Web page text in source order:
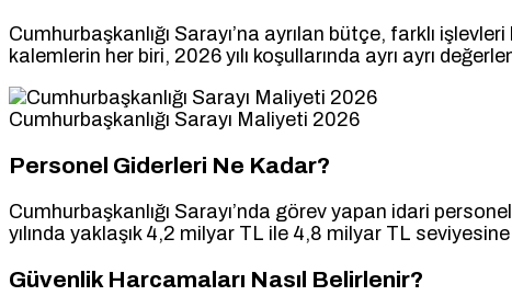
Cumhurbaşkanlığı Sarayı’na ayrılan bütçe, farklı
kalemlerin her biri, 2026 yılı koşullarında ayrı ayrı
Cumhurbaşkanlığı Sarayı Maliyeti 2026
Personel Giderleri Ne Kadar?
Cumhurbaşkanlığı Sarayı’nda görev yapan idari
yılında yaklaşık 4,2 milyar TL ile 4,8 milyar TL
Güvenlik Harcamaları Nasıl Belirlenir?